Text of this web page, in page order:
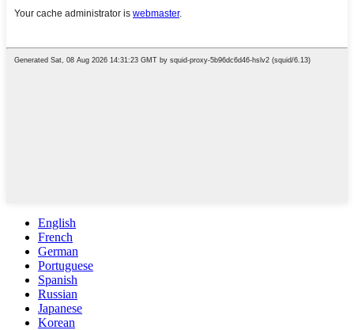
English
French
German
Portuguese
Spanish
Russian
Japanese
Korean